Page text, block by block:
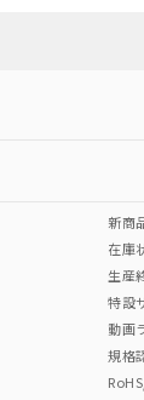
ー
新商
在庫
生産
特設
動画
規格